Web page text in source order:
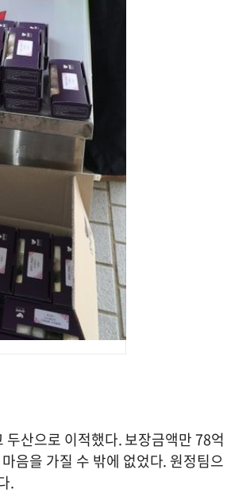
산으로 이적했다. 보장금액만 78억
음을 가질 수 밖에 없었다. 원정팀으
.